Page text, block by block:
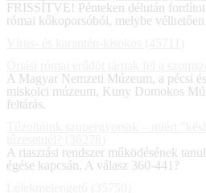
FRISSÍTVE! Pénteken délután
római kőkoporsóból, melybe
A Magyar Nemzeti Múzeum, a pécsi
miskolci múzeum, Kuny Domokos
feltárás.
A riasztási rendszer működésének
égése kapcsán. A válasz 360-441?